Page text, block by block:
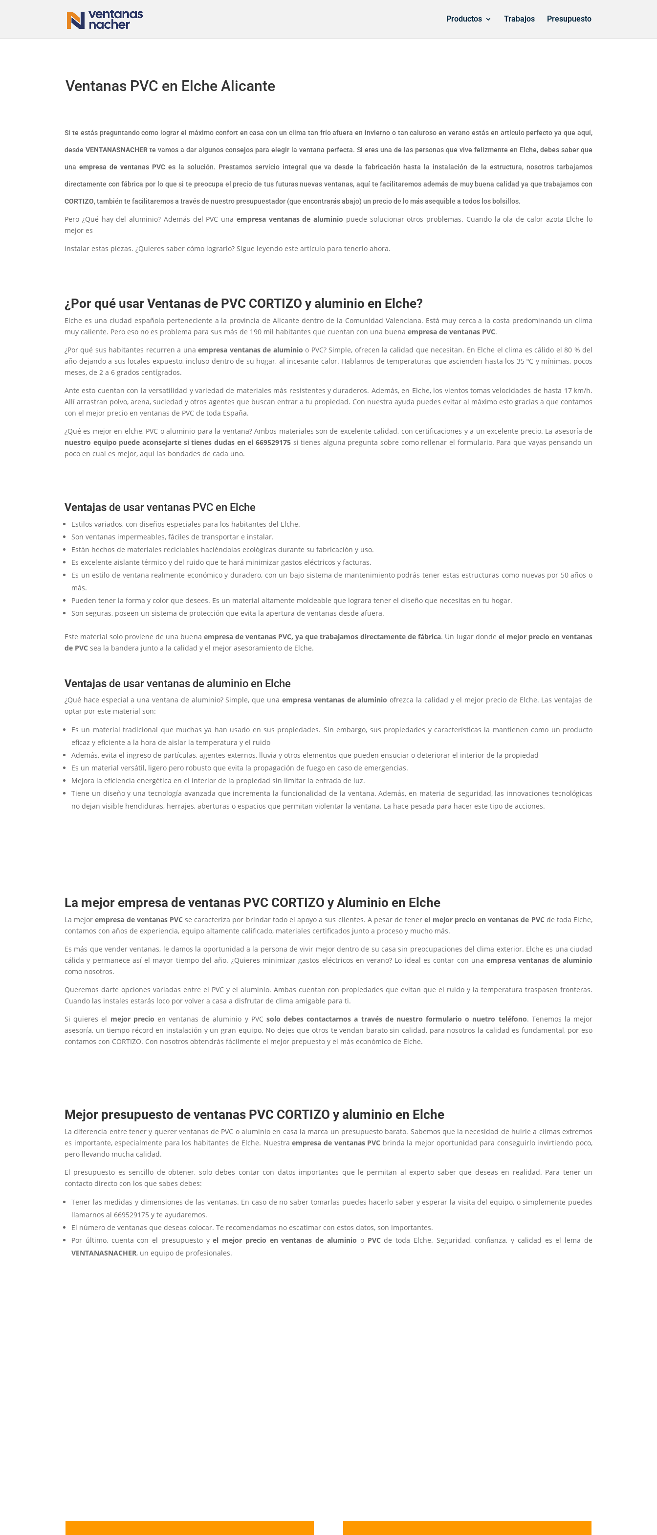
Productos Trabajos Presupuesto
Ventanas PVC en Elche Alicante
Si te estás preguntando como lograr el máximo confort en casa con un clima tan frío afuera en invierno o tan caluroso en verano estás en artículo perfecto ya que aquí,
desde VENTANASNACHER te vamos a dar algunos consejos para elegir la ventana perfecta. Si eres una de las personas que vive felizmente en Elche, debes saber que
una empresa de ventanas PVCes la solución. Prestamos servicio integral que va desde la fabricación hasta la instalación de la estructura, nosotros tarbajamos
directamente con fábrica por lo que si te preocupa el precio de tus futuras nuevas ventanas, aquí te facilitaremos además de muy buena calidad ya que trabajamos con
CORTIZO, también te facilitaremos a través de nuestro presupuestador (que encontrarás abajo) un precio de lo más asequible a todos los bolsillos.
Pero ¿Qué hay del aluminio? Además del PVC una empresa ventanas de aluminio puede solucionar otros problemas. Cuando la ola de calor azota Elche lo
mejor es
instalar estas piezas. ¿Quieres saber cómo lograrlo? Sigue leyendo este artículo para tenerlo ahora.
¿Por qué usar Ventanas de PVC CORTIZO y aluminio en Elche?
Elche es una ciudad española perteneciente a la provincia de Alicante dentro de la Comunidad Valenciana. Está muy cerca a la costa predominando un clima
muy caliente. Pero eso no es problema para sus más de 190 mil habitantes que cuentan con una buena empresa de ventanas PVC.
¿Por qué sus habitantes recurren a unaempresa ventanas de aluminio o PVC? Simple, ofrecen la calidad que necesitan. En Elche el clima es cálido el 80 % del
año dejando a sus locales expuesto, incluso dentro de su hogar, al incesante calor. Hablamos de temperaturas que ascienden hasta los 35 ºC y mínimas, pocos
meses, de 2 a 6 grados centígrados.
Ante esto cuentan con la versatilidad y variedad de materiales más resistentes y duraderos. Además, en Elche, los vientos tomas velocidades de hasta 17 km/h.
Allí arrastran polvo, arena, suciedad y otros agentes que buscan entrar a tu propiedad. Con nuestra ayuda puedes evitar al máximo esto gracias a que contamos
con el mejor precio en ventanas de PVC de toda España.
¿Qué es mejor en elche, PVC o aluminio para la ventana? Ambos materiales son de excelente calidad, con certificaciones y a un excelente precio. La asesoría de
nuestro equipo puede aconsejarte si tienes dudas en el 669529175si tienes alguna pregunta sobre como rellenar el formulario. Para que vayas pensando un
poco en cual es mejor, aquí las bondades de cada uno.
Ventajas de usar ventanas PVC en Elche
Estilos variados, con diseños especiales para los habitantes del Elche.
Son ventanas impermeables, fáciles de transportar e instalar.
Están hechos de materiales reciclables haciéndolas ecológicas durante su fabricación y uso.
Es excelente aislante térmico y del ruido que te hará minimizar gastos eléctricos y facturas.
Es un estilo de ventana realmente económico y duradero, con un bajo sistema de mantenimiento podrás tener estas estructuras como nuevas por 50 años o
más.
Pueden tener la forma y color que desees. Es un material altamente moldeable que lograra tener el diseño que necesitas en tu hogar.
Son seguras, poseen un sistema de protección que evita la apertura de ventanas desde afuera.
Este material solo proviene de una buena empresa de ventanas PVC, ya que trabajamos directamente de fábrica. Un lugar donde el mejor precio en ventanas
de PVC sea la bandera junto a la calidad y el mejor asesoramiento de Elche.
Ventajas de usar ventanas de aluminio en Elche
¿Qué hace especial a una ventana de aluminio? Simple, que una empresa ventanas de aluminio ofrezca la calidad y el mejor precio de Elche. Las ventajas de
optar por este material son:
Es un material tradicional que muchas ya han usado en sus propiedades. Sin embargo, sus propiedades y características la mantienen como un producto
eficaz y eficiente a la hora de aislar la temperatura y el ruido
Además, evita el ingreso de partículas, agentes externos, lluvia y otros elementos que pueden ensuciar o deteriorar el interior de la propiedad
Es un material versátil, ligero pero robusto que evita la propagación de fuego en caso de emergencias.
Mejora la eficiencia energética en el interior de la propiedad sin limitar la entrada de luz.
Tiene un diseño y una tecnología avanzada que incrementa la funcionalidad de la ventana. Además, en materia de seguridad, las innovaciones tecnológicas
no dejan visible hendiduras, herrajes, aberturas o espacios que permitan violentar la ventana. La hace pesada para hacer este tipo de acciones.
La mejor empresa de ventanas PVC CORTIZO y Aluminio en Elche
La mejorempresa de ventanas PVC se caracteriza por brindar todo el apoyo a sus clientes. A pesar de tenerel mejor precio en ventanas de PVC de toda Elche,
contamos con años de experiencia, equipo altamente calificado, materiales certificados junto a proceso y mucho más.
Es más que vender ventanas, le damos la oportunidad a la persona de vivir mejor dentro de su casa sin preocupaciones del clima exterior. Elche es una ciudad
cálida y permanece así el mayor tiempo del año. ¿Quieres minimizar gastos eléctricos en verano? Lo ideal es contar con unaempresa ventanas de aluminio
como nosotros.
Queremos darte opciones variadas entre el PVC y el aluminio. Ambas cuentan con propiedades que evitan que el ruido y la temperatura traspasen fronteras.
Cuando las instales estarás loco por volver a casa a disfrutar de clima amigable para ti.
Si quieres el mejor precio en ventanas de aluminio y PVC solo debes contactarnos a través de nuestro formulario o nuetro teléfono. Tenemos la mejor
asesoría, un tiempo récord en instalación y un gran equipo. No dejes que otros te vendan barato sin calidad, para nosotros la calidad es fundamental, por eso
contamos con CORTIZO. Con nosotros obtendrás fácilmente el mejor prepuesto y el más económico de Elche.
Mejor presupuesto de ventanas PVC CORTIZO y aluminio en Elche
La diferencia entre tener y querer ventanas de PVC o aluminio en casa la marca un presupuesto barato. Sabemos que la necesidad de huirle a climas extremos
es importante, especialmente para los habitantes de Elche. Nuestraempresa de ventanas PVC brinda la mejor oportunidad para conseguirlo invirtiendo poco,
pero llevando mucha calidad.
El presupuesto es sencillo de obtener, solo debes contar con datos importantes que le permitan al experto saber que deseas en realidad. Para tener un
contacto directo con los que sabes debes:
Tener las medidas y dimensiones de las ventanas. En caso de no saber tomarlas puedes hacerlo saber y esperar la visita del equipo, o simplemente puedes
llamarnos al 669529175 y te ayudaremos.
El número de ventanas que deseas colocar. Te recomendamos no escatimar con estos datos, son importantes.
Por último, cuenta con el presupuesto yel mejor precio en ventanas de aluminio o PVC de toda Elche. Seguridad, confianza, y calidad es el lema de
VENTANASNACHER, un equipo de profesionales.